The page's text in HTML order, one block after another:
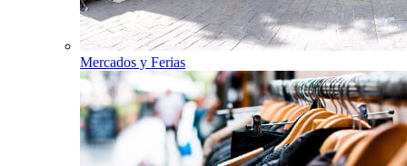
Mercados y Ferias